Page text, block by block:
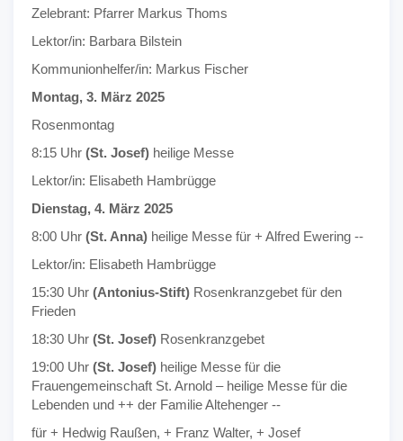
Zelebrant: Pfarrer Markus Thoms
Lektor/in: Barbara Bilstein
Kommunionhelfer/in: Markus Fischer
Montag, 3. März 2025
Rosenmontag
8:15 Uhr (St. Josef) heilige Messe
Lektor/in: Elisabeth Hambrügge
Dienstag, 4. März 2025
8:00 Uhr (St. Anna) heilige Messe für + Alfred Ewering --
Lektor/in: Elisabeth Hambrügge
15:30 Uhr (Antonius-Stift) Rosenkranzgebet für den
Frieden
18:30 Uhr (St. Josef) Rosenkranzgebet
19:00 Uhr (St. Josef) heilige Messe für die
Frauengemeinschaft St. Arnold – heilige Messe für die
Lebenden und ++ der Familie Altehenger --
für + Hedwig Raußen, + Franz Walter, + Josef